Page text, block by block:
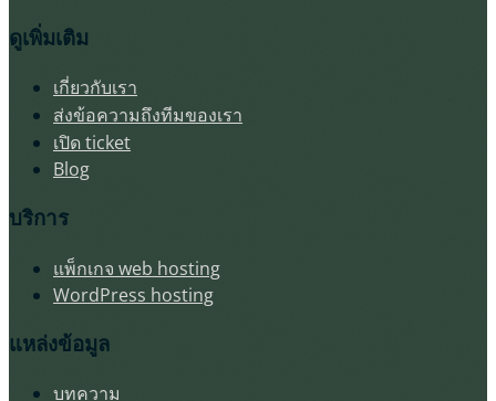
ดูเพิ่มเติม
เกี่ยวกับเรา
ส่งข้อความถึงทีมของเรา
เปิด ticket
Blog
บริการ
แพ็กเกจ web hosting
WordPress hosting
แหล่งข้อมูล
บทความ